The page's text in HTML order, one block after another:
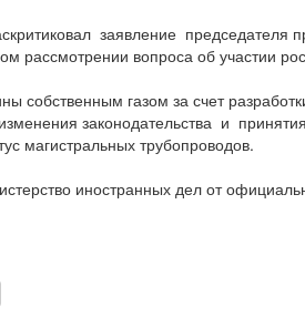
заявление председателя
рассмотрении вопроса об участии
собственным газом за счет
законодательства и
магистральных трубопроводов.
иностранных дел от